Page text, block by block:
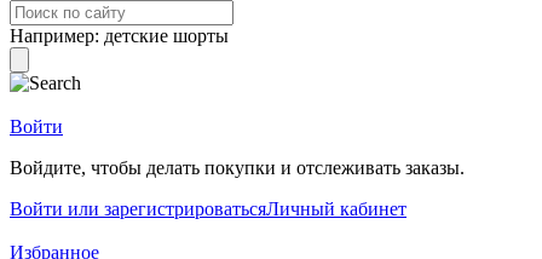
Например: детские шорты
Войти
Войдите, чтобы делать покупки и отслеживать заказы.
Войти или зарегистрироватьсяЛичный кабинет
Избранное